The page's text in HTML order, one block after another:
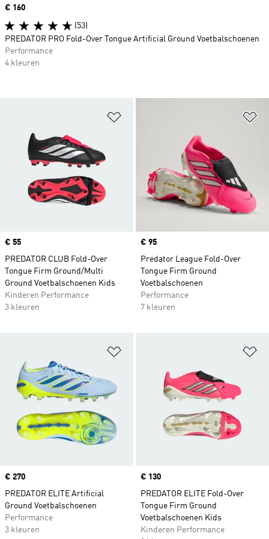
Price
€ 55
PREDATOR CLUB Fold-Over
Tongue Firm Ground/Multi
Ground Voetbalschoenen Kids
Kinderen Performance
3 kleuren
Price
€ 95
Predator League Fold-Over
Tongue Firm Ground
Voetbalschoenen
Performance
7 kleuren
Price
€ 270
PREDATOR ELITE Artificial
Ground Voetbalschoenen
Performance
3 kleuren
Price
€ 130
PREDATOR ELITE Fold-Over
Tongue Firm Ground
Voetbalschoenen Kids
Kinderen Performance
Price
€ 160
(53)
PREDATOR PRO Fold-Over Tongue Artificial Ground Voetbalschoenen
Performance
4 kleuren